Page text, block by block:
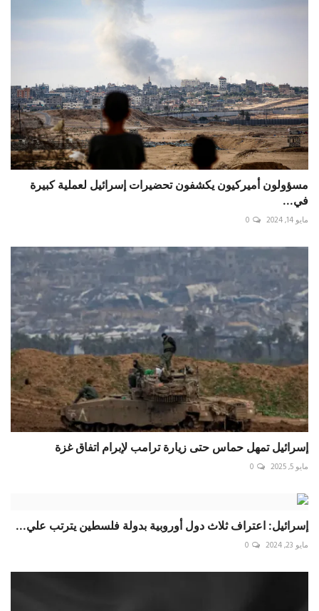
مسؤولون أميركيون يكشفون تحضيرات إسرائيل لعملية كبيرة
في...
مايو 14, 2024 0
إسرائيل تمهل حماس حتى زيارة ترامب لإبرام اتفاق غزة
مايو 5, 2025 0
إسرائيل: اعتراف ثلاث دول أوروبية بدولة فلسطين يترتب علي...
مايو 23, 2024 0